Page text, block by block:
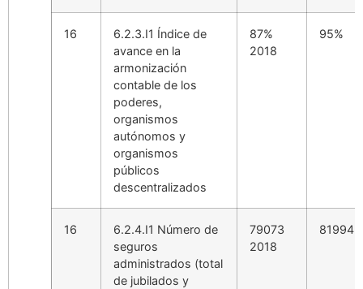
16
6.2.3.I1 Índice de
avance en la
armonización
contable de los
poderes,
organismos
autónomos y
organismos
públicos
descentralizados
87%
2018
95%
16
6.2.4.I1 Número de
seguros
administrados (total
de jubilados y
79073
2018